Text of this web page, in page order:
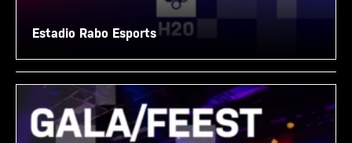
Estadio Rabo Esports